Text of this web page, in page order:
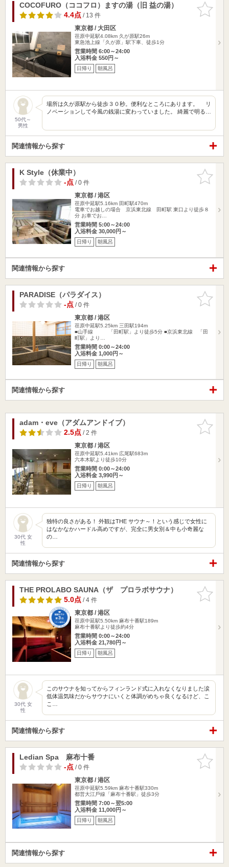
お気に入
りに追加
COCOFURO（ココフロ）ますの湯（旧 益の湯）
4.4点/ 13 件
東京都 / 大田区
荏原中延駅4.08km 久が原駅26m
東急池上線「久が原」駅下車、徒歩1分
営業時間 6:00～24:00
入浴料金 550円～
日帰り 朝風呂
50代～
男性
場所は久が原駅から徒歩３０秒。便利なところにあります。 リ
ノベーションして今風の銭湯に変わっていました。 綺麗で明る…
関連情報から探す
お気に入
りに追加
K Style（休業中）
-点/ 0 件
東京都 / 港区
荏原中延駅5.16km 田町駅470m
電車でお越しの場合 京浜東北線 田町駅 東口より徒歩８
分 お車でお…
営業時間 5:00～24:00
入浴料金 30,000円～
日帰り 朝風呂
関連情報から探す
お気に入
りに追加
PARADISE（パラダイス）
-点/ 0 件
東京都 / 港区
荏原中延駅5.25km 三田駅194m
■山手線 「田町駅」より徒歩5分 ■京浜東北線 「田
町駅」より…
営業時間 0:00～24:00
入浴料金 1,000円～
日帰り 朝風呂
関連情報から探す
お気に入
りに追加
adam・eve（アダムアンドイブ）
2.5点/ 2 件
東京都 / 港区
荏原中延駅5.41km 広尾駅683m
六本木駅より徒歩10分
営業時間 0:00～24:00
入浴料金 3,990円～
日帰り 朝風呂
30代 女
性
独特の良さがある！ 外観はTHE サウナ～！という感じで女性に
はなかなかハードル高めですが、完全に男女別＆中も小奇麗な
の…
関連情報から探す
お気に入
りに追加
THE PROLABO SAUNA（ザ プロラボサウナ）
5.0点/ 4 件
東京都 / 港区
荏原中延駅5.50km 麻布十番駅189m
麻布十番駅より徒歩約4分
営業時間 0:00～24:00
入浴料金 21,780円～
日帰り 朝風呂
30代 女
性
このサウナを知ってからフィンランド式に入れなくなりました涙
低体温気味だからサウナにいくと体調がめちゃ良くなるけど、こ
こ…
関連情報から探す
お気に入
りに追加
Ledian Spa 麻布十番
-点/ 0 件
東京都 / 港区
荏原中延駅5.59km 麻布十番駅330m
都営⼤江⼾線「麻布十番駅」徒歩3分
営業時間 7:00～翌5:00
入浴料金 11,000円～
日帰り 朝風呂
関連情報から探す